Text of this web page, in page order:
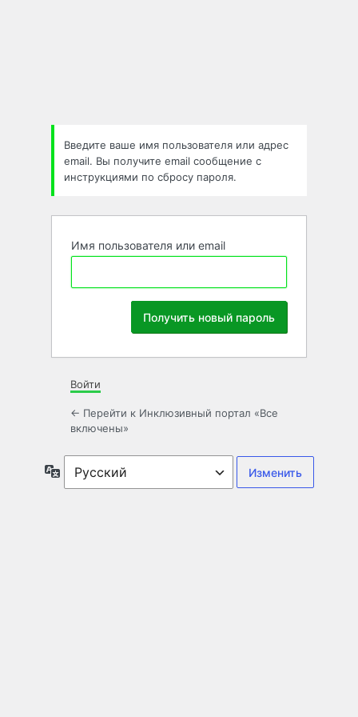
Введите ваше имя пользователя или адрес
email. Вы получите email сообщение с
инструкциями по сбросу пароля.
Имя пользователя или email
Войти
← Перейти к Инклюзивный портал «Все
включены»
Язык